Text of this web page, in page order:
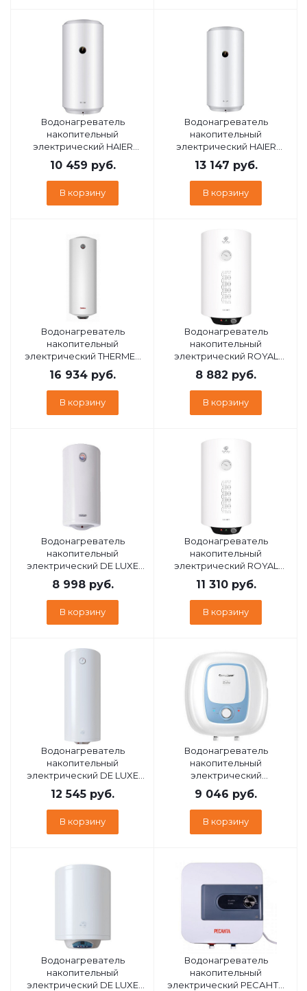
Водонагреватель
накопительный
электрический HAIER
ES30V-B2 SLIM
10 459 руб.
В корзину
Водонагреватель
накопительный
электрический HAIER
ES80V-B2 SLIM
13 147 руб.
В корзину
Водонагреватель
накопительный
электрический THERMEX
THERMO 150 V ЭдЭ001784
16 934 руб.
В корзину
Водонагреватель
накопительный
электрический ROYAL
CLIMA RWH-E30-RE
ELEGANTE (НС-1631824)
8 882 руб.
В корзину
Водонагреватель
накопительный
электрический DE LUXE
4W30Vs 944400
8 998руб.
В корзину
Водонагреватель
накопительный
электрический ROYAL
CLIMA RWH-E80-RE
ELEGANTE (НС-1631826)
11 310руб.
В корзину
Водонагреватель
накопительный
электрический DE LUXE
W120V10
12 545 руб.
В корзину
Водонагреватель
накопительный
электрический
GARANTERM Zulu 30 O
ЭдЭБ03634
9 046 руб.
В корзину
Водонагреватель
накопительный
электрический DE LUXE
Водонагреватель
накопительный
электрический РЕСАНТА